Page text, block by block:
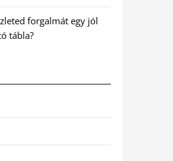
forgalmát egy jól
tábla?